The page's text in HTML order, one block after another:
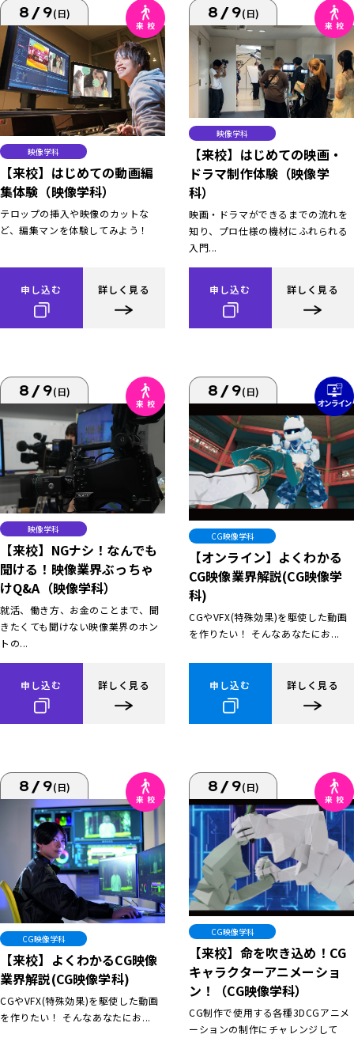
8/9(日)
映像学科
【来校】はじめての動画編
集体験（映像学科）
テロップの挿入や映像のカットな
ど、編集マンを体験してみよう！
申し込む 詳しく見る
8/9(日)
映像学科
【来校】はじめての映画・
ドラマ制作体験（映像学
科）
映画・ドラマができるまでの流れを
知り、プロ仕様の機材にふれられる
入門...
申し込む 詳しく見る
8/9(日)
映像学科
【来校】NGナシ！なんでも
聞ける！映像業界ぶっちゃ
けQ&A（映像学科）
就活、働き方、お金のことまで、聞
きたくても聞けない映像業界のホン
トの...
申し込む 詳しく見る
8/9(日)
CG映像学科
【オンライン】よくわかる
CG映像業界解説(CG映像学
科)
CGやVFX(特殊効果)を駆使した動画
を作りたい！ そんなあなたにお...
申し込む 詳しく見る
8/9(日)
CG映像学科
【来校】よくわかるCG映像
業界解説(CG映像学科)
CGやVFX(特殊効果)を駆使した動画
を作りたい！ そんなあなたにお...
8/9(日)
CG映像学科
【来校】命を吹き込め！CG
キャラクターアニメーショ
ン！（CG映像学科）
CG制作で使用する各種3DCGアニメ
ーションの制作にチャレンジして